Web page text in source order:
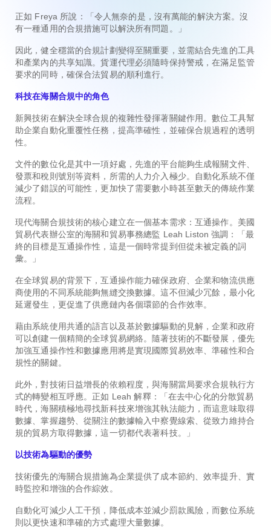
正如 Freya 所說：「令人無奈的是，沒有萬能的解決方案。沒
有一種通用的合規措施可以解決所有問題。」
因此，健全穩當的合規計劃變得至關重要，並需結合先進的工具
和產業內的共享知識。貨運代理必須隨時保持警戒，在滿足監管
要求的同時，確保合法貿易的順利進行。
科技在海關合規中的角色
新興技術在解決全球合規的複雜性發揮著關鍵作用。數位工具幫
助企業自動化重覆性任務，提高準確性，並確保合規過程的透明
性。
文件的數位化是其中一項好處，先進的平台能夠生成報關文件、
發票和稅則號別等資料，所需的人力介入極少。自動化系統不僅
減少了錯誤的可能性，更加快了需要數小時甚至數天的傳統作業
流程。
現代海關合規技術的核心建立在一個基本需求：互通操作。美國
貿易代表辦公室的海關和貿易事務總監 Leah Liston 強調：「最
終的目標是互通操作性，這是一個時常提到但從未被定義的詞
彙。」
在全球貿易的背景下，互通操作能力確保政府、企業和物流供應
商使用的不同系統能夠無縫交換數據。這不但減少冗餘，最小化
延遲發生，更促進了供應鏈內各個環節的合作效率。
藉由系統使用共通的語言以及基於數據驅動的見解，企業和政府
可以創建一個精簡的全球貿易網絡。隨著技術的不斷發展，優先
加強互通操作性和數據應用將是實現國際貿易效率、準確性和合
規性的關鍵。
此外，對技術日益增長的依賴程度，與海關當局要求合規執行方
式的轉變相互呼應。正如 Leah 解釋：「在去中心化的分散貿易
時代，海關積極地尋找新科技來增強其執法能力，而這意味取得
數據、掌握趨勢、從關注的數據輸入中察覺線索、從致力維持合
規的貿易方取得數據，這一切都代表著科技。」
以技術為驅動的優勢
技術優先的海關合規措施為企業提供了成本節約、效率提升、實
時監控和增強的合作綜效。
自動化可減少人工干預，降低成本並減少罰款風險，而數位系統
則以更快速和準確的方式處理大量數據。